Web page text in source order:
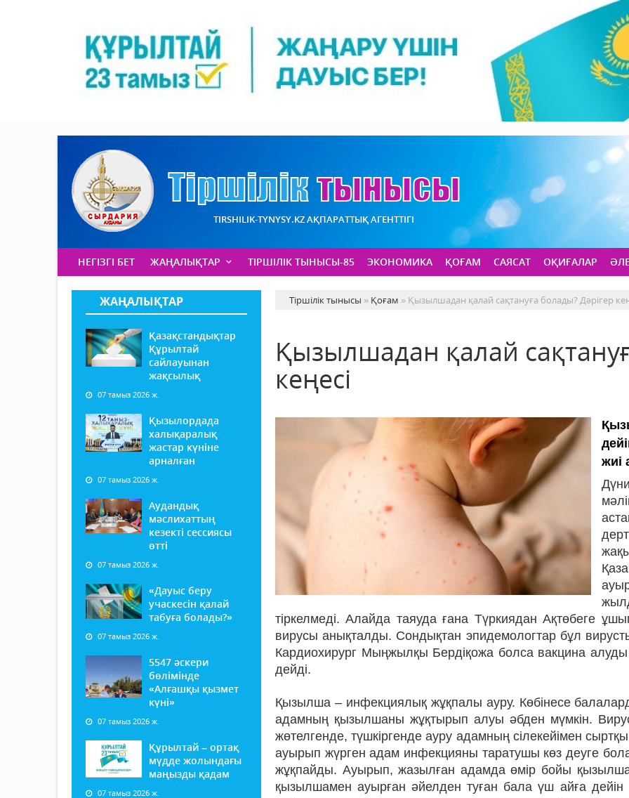
TIRSHILIK-TYNYSY.KZ АҚПАРАТТЫҚ АГЕНТТІГІ
НЕГІЗГІ БЕТ ЖАҢАЛЫҚТАР ТІРШІЛІК ТЫНЫСЫ-85 ЭКОНОМИКА ҚОҒАМ САЯСАТ ОҚИҒАЛАР
ЖАҢАЛЫҚТАР
Қазақстандықтар
Құрылтай
сайлауынан
жақсылық
07 тамыз 2026 ж.
Қызылордада
халықаралық
жастар күніне
арналған
07 тамыз 2026 ж.
Аудандық
мәслихаттың
кезекті сессиясы
өтті
07 тамыз 2026 ж.
«Дауыс беру
учаскесін қалай
табуға болады?»
07 тамыз 2026 ж.
5547 әскери
бөлімінде
«Алғашқы қызмет
күні»
07 тамыз 2026 ж.
Құрылтай – ортақ
мүдде жолындағы
маңызды қадам
07 тамыз 2026 ж.
Тіршілік тынысы » Қоғам » Қызылшадан қалай сақтануға болады? Дәрігер
Қызылшадан қалай
кеңесі
жиі
тіркелмеді. Алайда таяуда ғана Түркиядан Ақтөбеге
вирусы анықталды. Сондықтан эпидемологтар бұл
Кардиохирург Мыңжылқы Бердіқожа болса вакцина
дейді.
Қызылша – инфекциялық жұқпалы ауру. Көбінесе
адамның қызылшаны жұқтырып алуы әбден мүмкін.
жөтелгенде, түшкіргенде ауру адамның сілекейімен сыртқы
ауырып жүрген адам инфекцияны таратушы көз деуге
жұқпайды. Ауырып, жазылған адамда өмір бойы
қызылшамен ауырған әйелден туған бала үш айға